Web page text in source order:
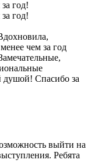
чем за год
душой! Спасибо за
выйти на
Ребята